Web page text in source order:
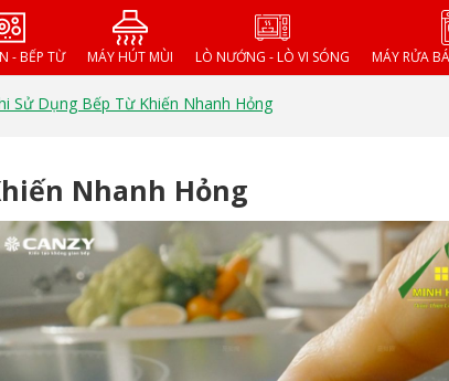
- BẾP TỪ MÁY HÚT MÙI LÒ NƯỚNG - LÒ VI SÓNG MÁY RỬA
Sử Dụng Bếp Từ Khiến Nhanh Hỏng
Nhanh Hỏng